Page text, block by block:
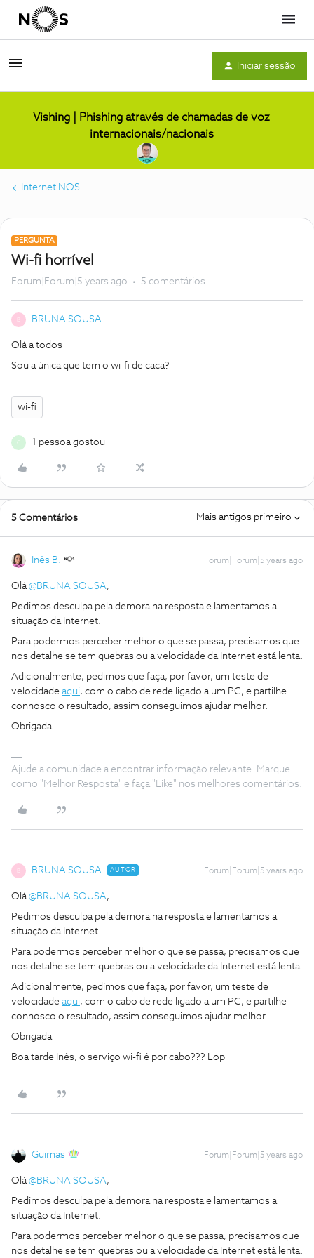
Menu
Iniciar sessão
Vishing | Phishing através de chamadas de voz
internacionais/nacionais
Internet NOS
PERGUNTA
Wi-fi horrível
Forum|Forum|5 years ago 5 comentários
B BRUNA SOUSA
Olá a todos
Sou a única que tem o wi-fi de caca?
wi-fi
1 pessoa gostou
5 Comentários Mais antigos primeiro
Inês B. Forum|Forum|5 years ago
Olá@BRUNA SOUSA,
Pedimos desculpa pela demora na resposta e lamentamos a
situação da Internet.
Para podermos perceber melhor o que se passa, precisamos que
nos detalhe se tem quebras ou a velocidade da Internet está lenta.
Adicionalmente, pedimos que faça, por favor, um teste de
velocidade aqui, com o cabo de rede ligado a um PC, e partilhe
connosco o resultado, assim conseguimos ajudar melhor.
Obrigada
Ajude a comunidade a encontrar informação relevante. Marque
como "Melhor Resposta" e faça "Like" nos melhores comentários.
B BRUNA SOUSA AUTOR Forum|Forum|5 years ago
Olá@BRUNA SOUSA,
Pedimos desculpa pela demora na resposta e lamentamos a
situação da Internet.
Para podermos perceber melhor o que se passa, precisamos que
nos detalhe se tem quebras ou a velocidade da Internet está lenta.
Adicionalmente, pedimos que faça, por favor, um teste de
velocidade aqui, com o cabo de rede ligado a um PC, e partilhe
connosco o resultado, assim conseguimos ajudar melhor.
Obrigada
Boa tarde Inês, o serviço wi-fi é por cabo??? Lop
Guimas Forum|Forum|5 years ago
Olá@BRUNA SOUSA,
Pedimos desculpa pela demora na resposta e lamentamos a
situação da Internet.
Para podermos perceber melhor o que se passa, precisamos que
nos detalhe se tem quebras ou a velocidade da Internet está lenta.